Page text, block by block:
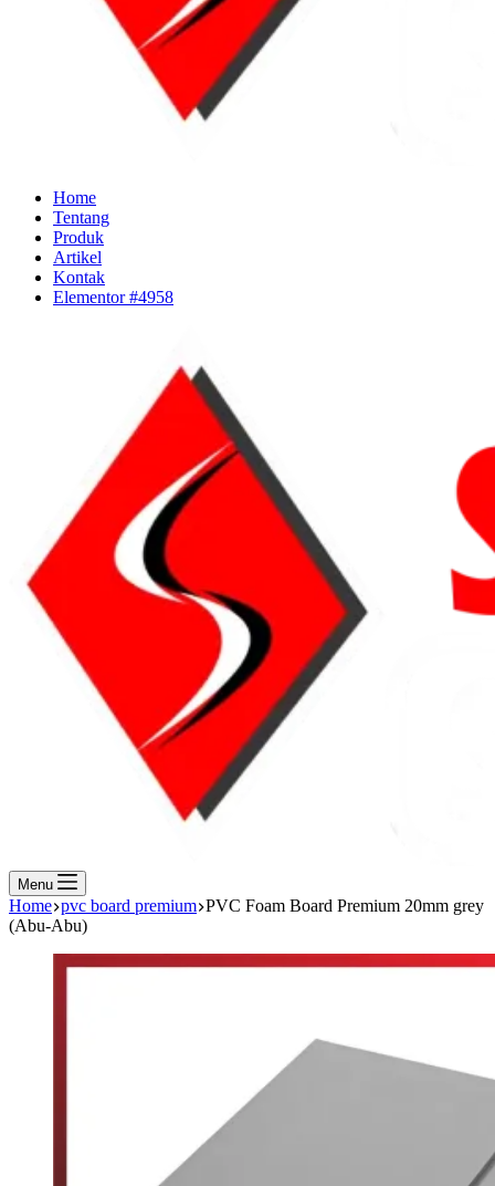
Home
Tentang
Produk
Artikel
Kontak
Elementor #4958
Menu
Home pvc board premium PVC Foam Board Premium 20mm grey
(Abu-Abu)